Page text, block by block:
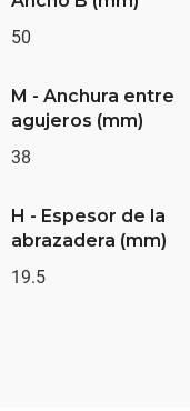
50
M - Anchura entre
agujeros (mm)
38
H - Espesor de la
abrazadera (mm)
19.5